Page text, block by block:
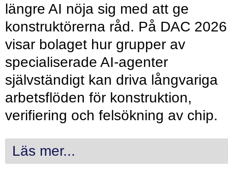
längre AI nöja sig med att ge
konstruktörerna råd. På DAC 2026
visar bolaget hur grupper av
specialiserade AI-agenter
självständigt kan driva långvariga
arbetsflöden för konstruktion,
verifiering och felsökning av chip.
Läs mer...